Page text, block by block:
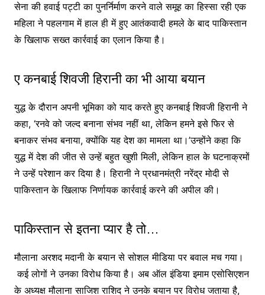
सेना की हवाई पट्टी का पुनर्निर्माण करने वाले समूह का हिस्सा रही एक
महिला ने पहलगाम में हाल ही में हुए आतंकवादी हमले के बाद पाकिस्तान
के खिलाफ सख्त कार्रवाई का एलान किया है।
ए कनबाई शिवजी हिरानी का भी आया बयान
युद्ध के दौरान अपनी भूमिका को याद करते हुए कनबाई शिवजी हिरानी ने
कहा, ‘रनवे को जल्द बनाना संभव नहीं था, लेकिन हमने इसे फिर से
बनाकर संभव बनाया, क्योंकि यह देश का मामला था।’उन्होंने कहा कि
युद्ध में देश की जीत से उन्हें बहुत खुशी मिली, लेकिन हाल के घटनाक्रमों
ने उन्हें परेशान कर दिया है। हिरानी ने प्रधानमंत्री नरेंद्र मोदी से
पाकिस्तान के खिलाफ निर्णायक कार्रवाई करने की अपील की।
पाकिस्तान से इतना प्यार है तो…
मौलाना अरशद मदानी के बयान से सोशल मीडिया पर बवाल मच गया।
कई लोगों ने उनका विरोध किया है। अब ऑल इंडिया इमाम एसोसिएशन
के अध्यक्ष मौलाना साजिश राशिद ने उनके बयान पर विरोध जताया है,